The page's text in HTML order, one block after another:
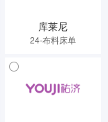
库莱尼
24-布料床单